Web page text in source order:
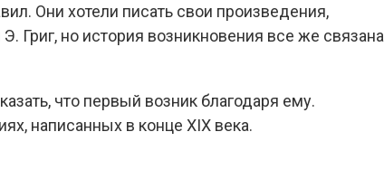
Они хотели писать свои произведения,
Григ, но история возникновения все же связана
что первый возник благодаря ему.
написанных в конце XIX века.